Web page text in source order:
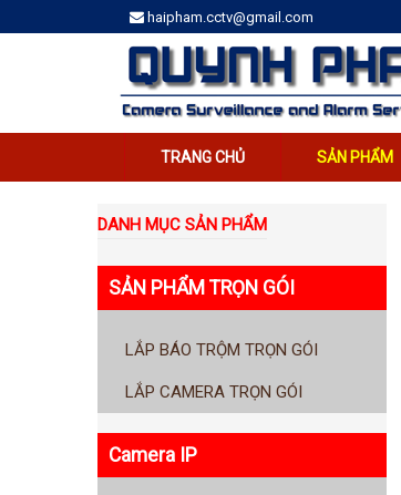
haipham.cctv@gmail.com
TRANG CHỦ SẢN PHẨM
DANH MỤC SẢN PHẨM
SẢN PHẨM TRỌN GÓI
LẮP BÁO TRỘM TRỌN GÓI
LẮP CAMERA TRỌN GÓI
Camera IP